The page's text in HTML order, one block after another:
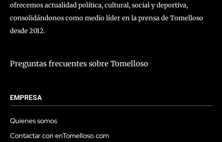
ofrecemos actualidad política, cultural, social y deportiva,
consolidándonos como medio líder en la prensa de Tomelloso
desde 2012.
Preguntas frecuentes sobre Tomelloso
EMPRESA
Quienes somos
Contactar con enTomelloso.com